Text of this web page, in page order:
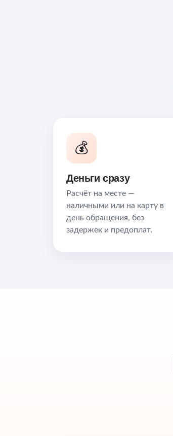
💰
Деньги сразу
Расчёт на месте —
наличными или на карту в
день обращения, без
задержек и предоплат.